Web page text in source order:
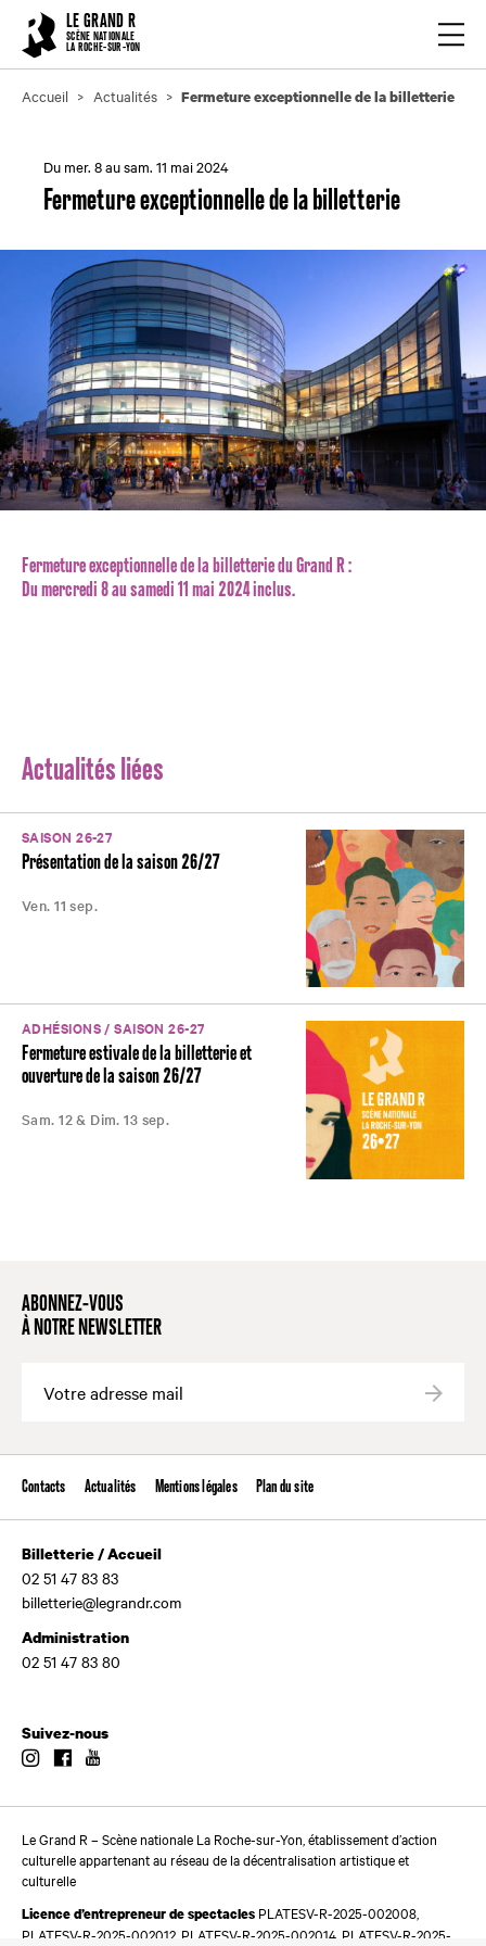
LE GRAND R
SCÈNE NATIONALE
LA ROCHE-SUR-YON
Accueil Actualités Fermeture exceptionnelle de la billetterie
Du mer. 8 au sam. 11 mai 2024
Fermeture exceptionnelle de la billetterie
Fermeture exceptionnelle de la billetterie du Grand R :
Du mercredi 8 au samedi 11 mai 2024 inclus.
Actualités liées
SAISON 26-27
Présentation de la saison 26/27
Ven. 11 sep.
ADHÉSIONS / SAISON 26-27
Fermeture estivale de la billetterie et
ouverture de la saison 26/27
Sam. 12 & Dim. 13 sep.
ABONNEZ-VOUS
À NOTRE NEWSLETTER
Contacts Actualités Mentions légales Plan du site
Billetterie / Accueil
02 51 47 83 83
billetterie@legrandr.com
Administration
02 51 47 83 80
Suivez-nous
InstagramFacebook
Le Grand R – Scène nationale La Roche-sur-Yon, établissement d’action
culturelle appartenant au réseau de la décentralisation artistique et
culturelle
Licence d’entrepreneur de spectacles PLATESV-R-2025-002008,
PLATESV-R-2025-002012, PLATESV-R-2025-002014, PLATESV-R-2025-
Cookies management panel